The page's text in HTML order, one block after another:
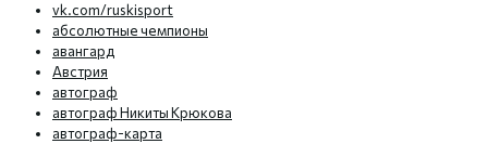
vk.com/ruskisport
абсолютные чемпионы
авангард
Австрия
автограф
автограф Никиты Крюкова
автограф-карта